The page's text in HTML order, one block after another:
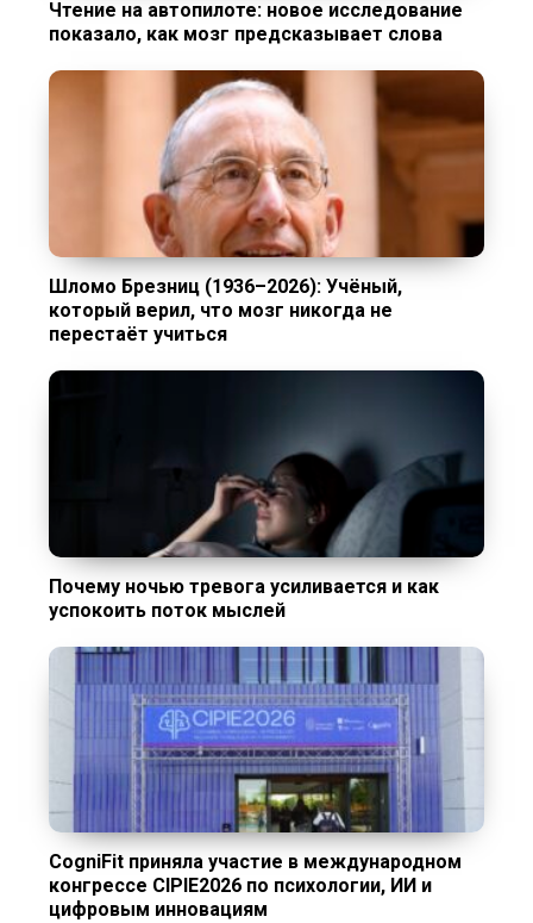
Чтение на автопилоте: новое исследование
показало, как мозг предсказывает слова
Шломо Брезниц (1936–2026): Учёный,
который верил, что мозг никогда не
перестаёт учиться
Почему ночью тревога усиливается и как
успокоить поток мыслей
CogniFit приняла участие в международном
конгрессе CIPIE2026 по психологии, ИИ и
цифровым инновациям